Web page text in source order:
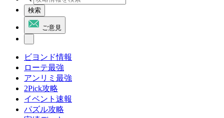
検索
ご意見
ビヨンド情報
ローテ最強
アンリミ最強
2Pick攻略
イベント速報
パズル攻略